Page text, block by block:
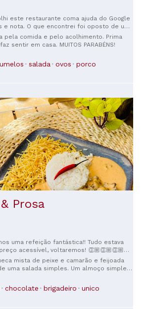
este restaurante coma ajuda do Google
e nota. O que encontrei foi oposto de uma
Um espaço minúsculo, sem
e com serviço instável
uma atendente grossa e mal educada).
apenas 4 mesas, muito escuro, numa
de atendimento, quanto de estrutura.
pela comida e pelo acolhimento. Prima
sentir em casa. MUITOS PARABÉNS!
salada ovos porco
Prosa
uma refeição fantástica!! Tudo estava
acessível, voltaremos! 👏🏼👏🏼👏🏼
mista de peixe e camarão e feijoada
uma salada simples. Um almoço simples
feijoada é salgada e substanciosa.
chocolate brigadeiro unico